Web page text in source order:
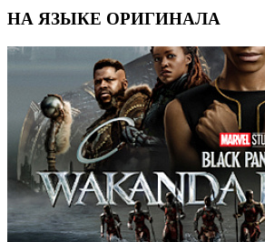
НА ЯЗЫКЕ ОРИГИНАЛА